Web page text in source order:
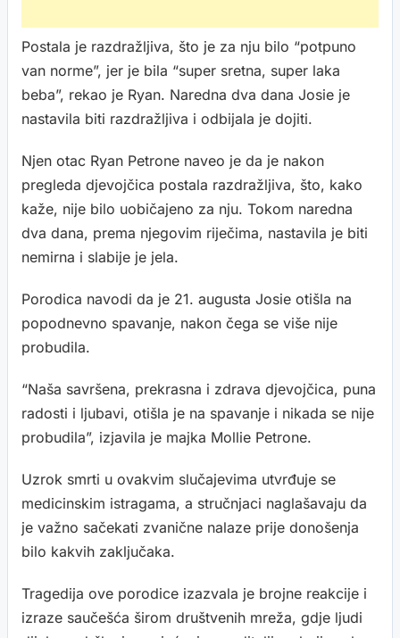
Postala je razdražljiva, što je za nju bilo “potpuno
van norme”, jer je bila “super sretna, super laka
beba”, rekao je Ryan. Naredna dva dana Josie je
nastavila biti razdražljiva i odbijala je dojiti.
Njen otac Ryan Petrone naveo je da je nakon
pregleda djevojčica postala razdražljiva, što, kako
kaže, nije bilo uobičajeno za nju. Tokom naredna
dva dana, prema njegovim riječima, nastavila je biti
nemirna i slabije je jela.
Porodica navodi da je 21. augusta Josie otišla na
popodnevno spavanje, nakon čega se više nije
probudila.
“Naša savršena, prekrasna i zdrava djevojčica, puna
radosti i ljubavi, otišla je na spavanje i nikada se nije
probudila”, izjavila je majka Mollie Petrone.
Uzrok smrti u ovakvim slučajevima utvrđuje se
medicinskim istragama, a stručnjaci naglašavaju da
je važno sačekati zvanične nalaze prije donošenja
bilo kakvih zaključaka.
Tragedija ove porodice izazvala je brojne reakcije i
izraze saučešća širom društvenih mreža, gdje ljudi